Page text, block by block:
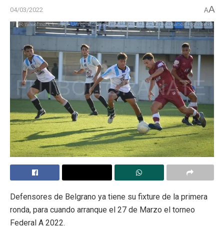
04/03/2022 AA
Defensores de Belgrano ya tiene su fixture de la primera
ronda, para cuando arranque el 27 de Marzo el torneo
Federal A 2022.